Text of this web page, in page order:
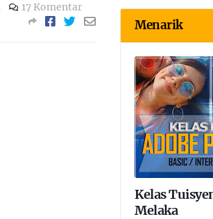
17 Komentar
Menarik
Kelas
Melaka